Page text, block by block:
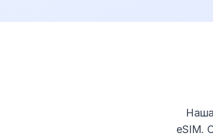
eSIM.